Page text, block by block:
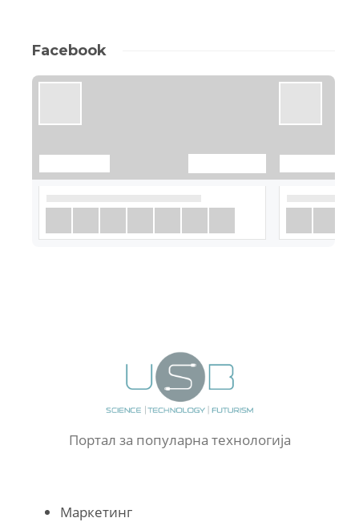
Facebook
Портал за популарна технологија
Маркетинг